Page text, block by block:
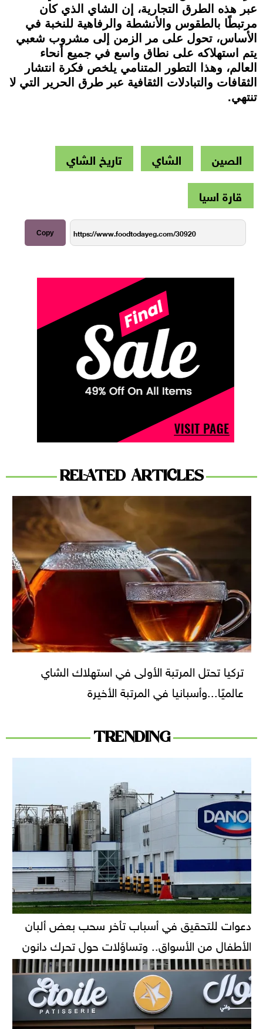
عبر هذه الطرق التجارية، إن الشاي الذي كان
مرتبطًا بالطقوس والأنشطة والرفاهية للنخبة في
الأساس، تحول على مر الزمن إلى مشروب شعبي
يتم استهلاكه على نطاق واسع في جميع أنحاء
العالم، وهذا التطور المتنامي يلخص فكرة انتشار
الثقافات والتبادلات الثقافية عبر طرق الحرير التي لا
تنتهي.
الصين الشاي
تاريخ الشاي
قارة اسيا
Copy
RELATED ARTICLES
تركيا تحتل المرتبة الأولى في استهلاك الشاي
عالميًا...وأسبانيا في المرتبة الأخيرة
TRENDING
دعوات للتحقيق في أسباب تأخر سحب بعض ألبان
الأطفال من الأسواق.. وتساؤلات حول تحرك دانون